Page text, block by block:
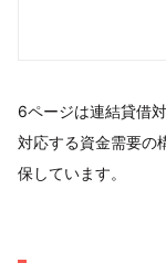
6ページは連結貸借
対応する資金需要の
保しています。